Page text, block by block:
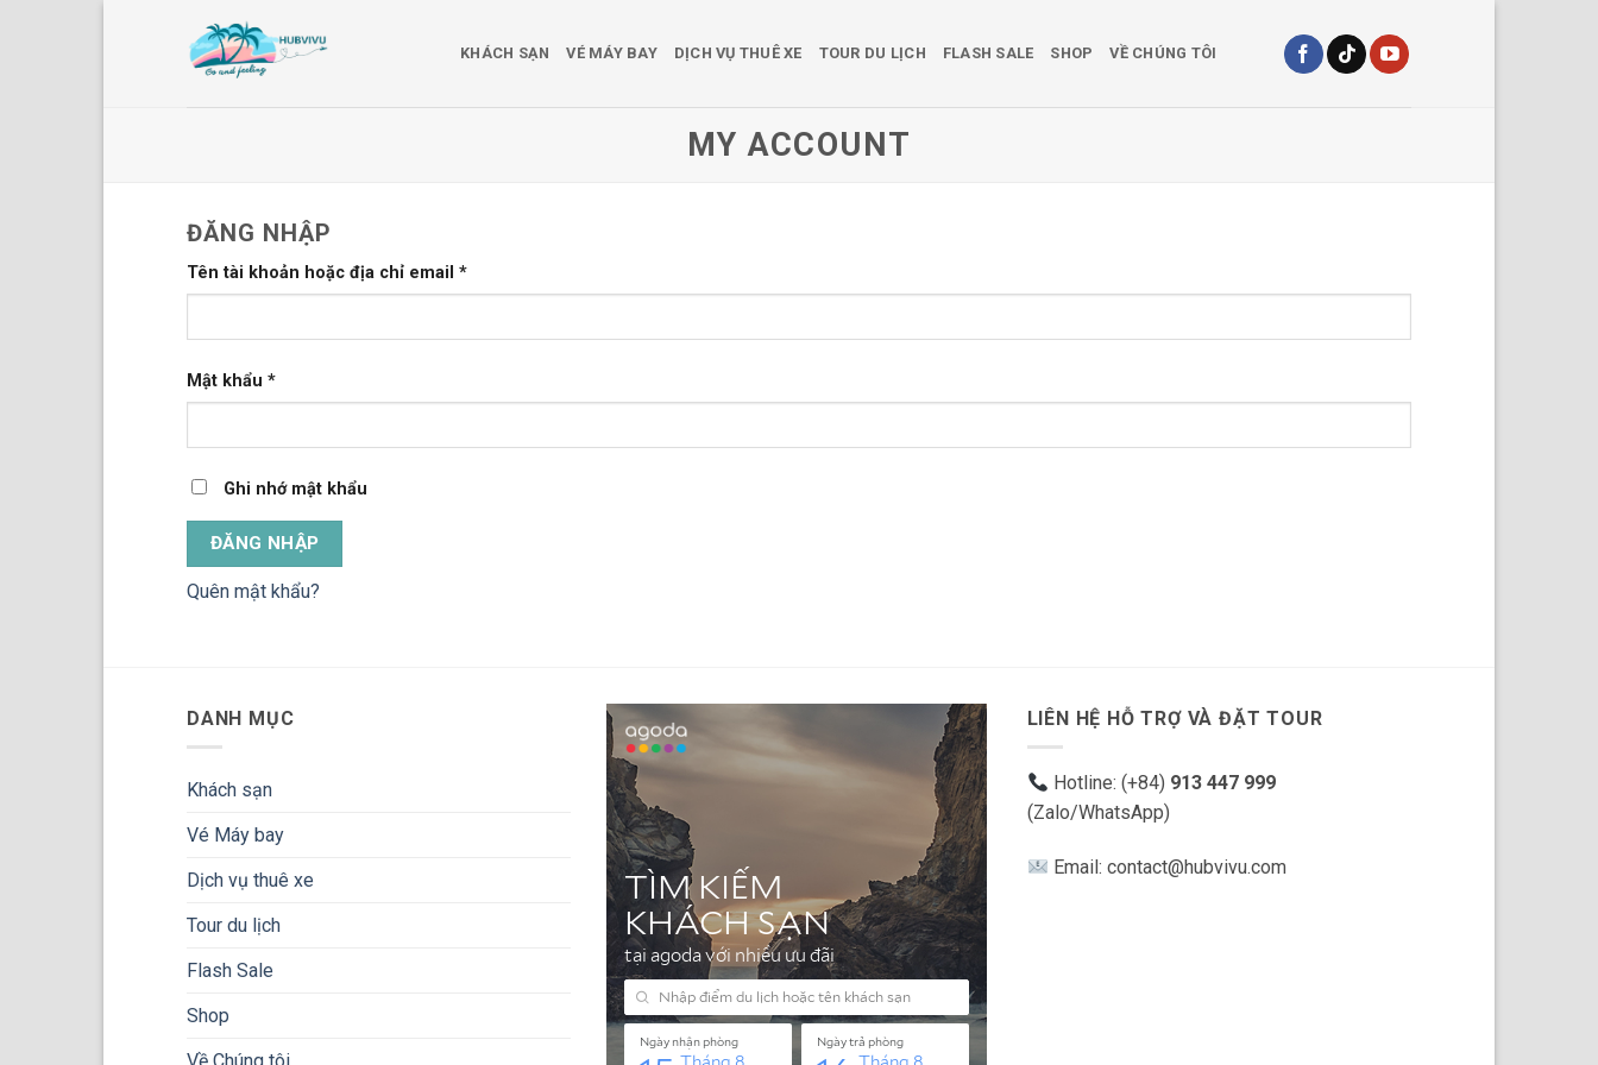
KHÁCH SẠN VÉ MÁY BAY DỊCH VỤ THUÊ XE TOUR DU LỊCH FLASH SALE SHOP VỀ CHÚNG TÔI
MY ACCOUNT
ĐĂNG NHẬP
Tên tài khoản hoặc địa chỉ email *Bắt
buộc
Mật khẩu *Bắt
buộc
Ghi nhớ mật khẩu
ĐĂNG NHẬP
Quên mật khẩu?
DANH MỤC
Khách sạn
Vé Máy bay
Dịch vụ thuê xe
Tour du lịch
Flash Sale
Shop
LIÊN HỆ HỖ TRỢ VÀ ĐẶT TOUR
Hotline: (+84) 913 447 999
(Zalo/WhatsApp)
Email: contact@hubvivu.com